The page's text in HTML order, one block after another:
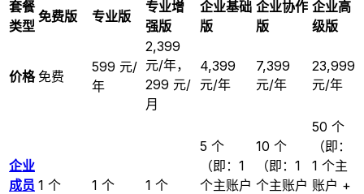
套餐
类型
免费版 专业版
专业增
强版
企业基础
版
企业协作
版
企业高
级版
价格 免费
599 元/
年
2,399
元/年，
299 元/
月
4,399
元/年
7,399
元/年
23,999
元/年
企业
成员 1 个 1 个 1 个
5 个
（即：1
个主账户
10 个
（即：1
个主账户
50 个
（即：
1 个主
账户 +